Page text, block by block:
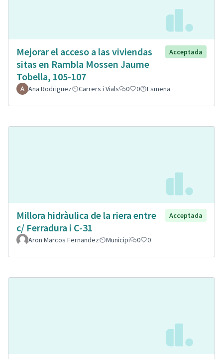
Mejorar el acceso a las viviendas
sitas en Rambla Mossen Jaume
Tobella, 105-107
Acceptada
Ana Rodriguez Carrers i Vials 0 0 Esmena
Millora hidràulica de la riera entre
c/ Ferradura i C-31
Acceptada
Aron Marcos Fernandez Municipi 0 0